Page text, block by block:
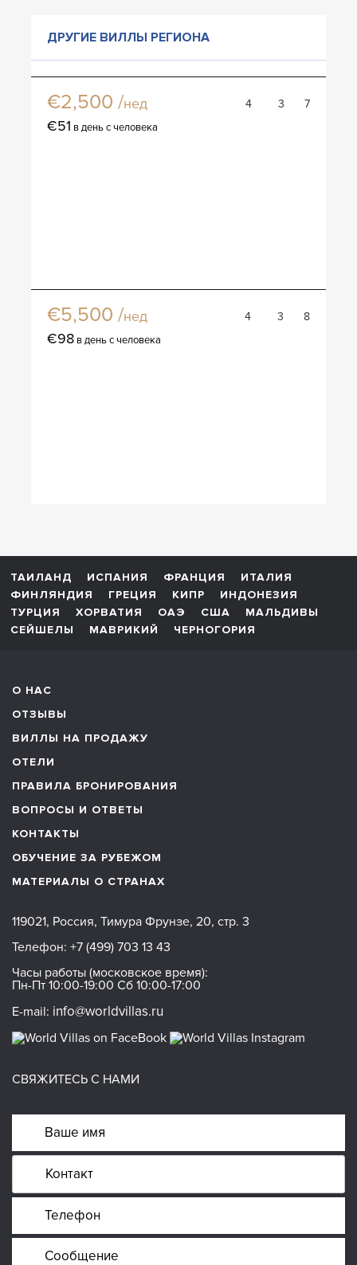
ДРУГИЕ ВИЛЛЫ РЕГИОНА
Вилла Бланко
€2,500 /нед 4 3 7
€51 в день с человека
€5,500 /нед 4 3 8
€98 в день с человека
ТАИЛАНД ИСПАНИЯ ФРАНЦИЯ
ИТАЛИЯ
ФИНЛЯНДИЯ
ГРЕЦИЯ КИПР
ИНДОНЕЗИЯ
ТУРЦИЯ
ХОРВАТИЯ ОАЭ США
МАЛЬДИВЫ
СЕЙШЕЛЫ
МАВРИКИЙ ЧЕРНОГОРИЯ
О НАС
ОТЗЫВЫ
ВИЛЛЫ НА ПРОДАЖУ
ОТЕЛИ
ПРАВИЛА БРОНИРОВАНИЯ
ВОПРОСЫ И ОТВЕТЫ
КОНТАКТЫ
ОБУЧЕНИЕ ЗА РУБЕЖОМ
МАТЕРИАЛЫ О СТРАНАХ
119021, Россия, Тимура Фрунзе, 20, стр. 3
Телефон: +7 (499) 703 13 43
Часы работы (московское время):
Пн-Пт 10:00-19:00 Сб 10:00-17:00
E-mail: info@worldvillas.ru
СВЯЖИТЕСЬ С НАМИ